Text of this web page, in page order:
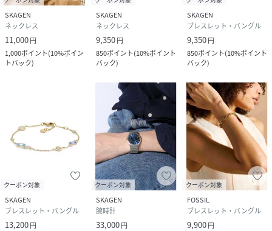
SKAGEN
ネックレス
11,000円
1,000ポイント(10%ポイン
トバック)
SKAGEN
ネックレス
9,350円
850ポイント(10%ポイント
バック)
SKAGEN
ブレスレット・バングル
9,350円
850ポイント(10%ポイント
バック)
クーポン対象
SKAGEN
ブレスレット・バングル
13,200円
クーポン対象
SKAGEN
腕時計
33,000円
クーポン対象
FOSSIL
ブレスレット・バングル
9,900円